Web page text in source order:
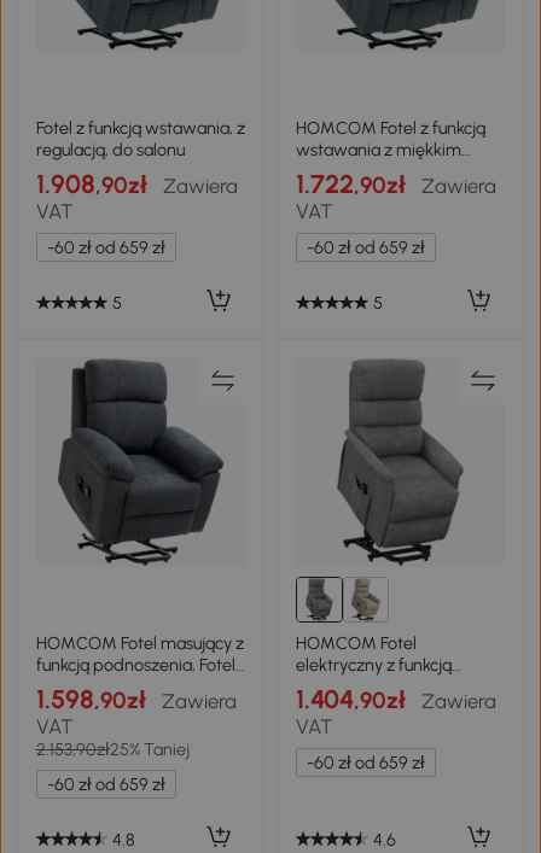
Fotel z funkcją wstawania, z
regulacją, do salonu
1.908,90zł
Zawiera
VAT
-60 zł od 659 zł
5
HOMCOM Fotel z funkcją
wstawania z miękkim
obiciem, fotel relaksacyjny
z pilotem i kieszeniami
bocznymi, szary
1.722,90zł
Zawiera
VAT
-60 zł od 659 zł
5
HOMCOM Fotel masujący z
funkcją podnoszenia, Fotel
z funkcją podnoszenia, 8
silników wibracyjnych, z
pilotem, szary
1.598,90zł
Zawiera
VAT
2.153,90zł25% Taniej
-60 zł od 659 zł
4.8
HOMCOM Fotel
elektryczny z funkcją
relaksu i podnoszenia
1.404,90zł
Zawiera
VAT
-60 zł od 659 zł
4.6